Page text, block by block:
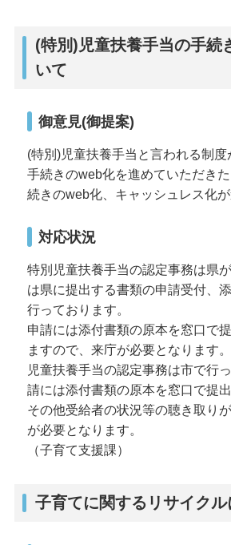
(特別)児童扶養手当の手続
いて
御意見(御提案)
(特別)児童扶養手当と言われる制
手続きのweb化を進めていただき
続きのweb化、キャッシュレス化が
対応状況
特別児童扶養手当の認定事務は県
は県に提出する書類の申請受付、
行っております。
申請には添付書類の原本を窓口で
ますので、来庁が必要となります。
児童扶養手当の認定事務は市で行
請には添付書類の原本を窓口で提
その他受給者の状況等の聴き取り
が必要となります。
（子育て支援課）
子育てに関するリサイクル